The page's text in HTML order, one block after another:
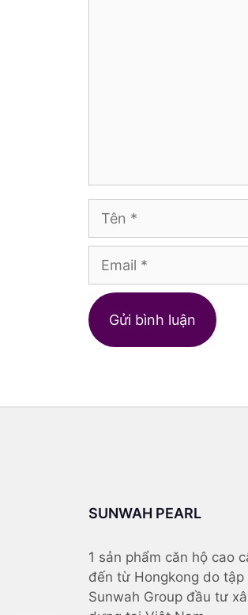
Trang
web
SUNWAH PEARL
1 sản phẩm căn hộ cao
đến từ Hongkong do tập
Sunwah Group đầu tư